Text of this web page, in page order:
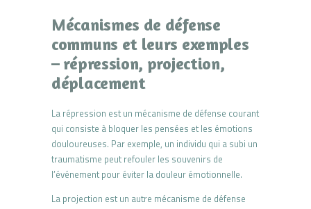
Mécanismes de défense
communs et leurs exemples
– répression, projection,
déplacement
La répression est un mécanisme de défense courant
qui consiste à bloquer les pensées et les émotions
douloureuses. Par exemple, un individu qui a subi un
traumatisme peut refouler les souvenirs de
l’événement pour éviter la douleur émotionnelle.
La projection est un autre mécanisme de défense